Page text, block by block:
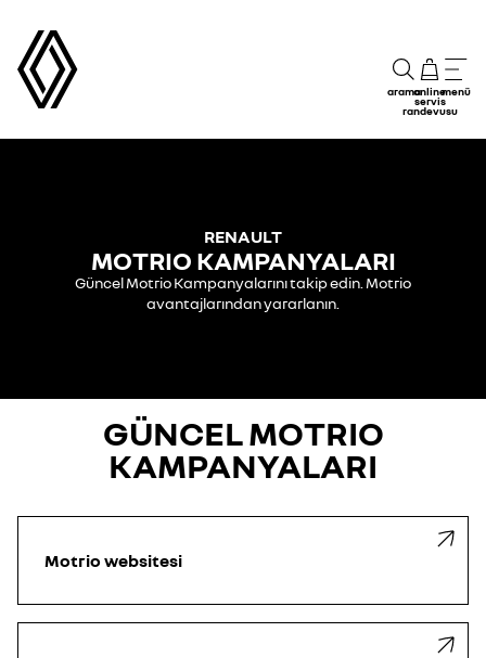
aramaonline
servis
randevusu
menü
RENAULT
MOTRIO KAMPANYALARI
Güncel Motrio Kampanyalarını takip edin. Motrio
avantajlarından yararlanın.
GÜNCEL MOTRIO
KAMPANYALARI
Motrio websitesi